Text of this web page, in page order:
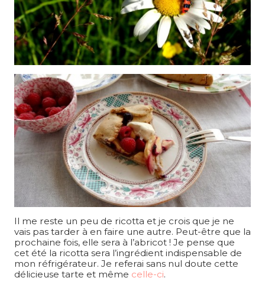
Il me reste un peu de ricotta et je crois que je ne
vais pas tarder à en faire une autre. Peut-être que la
prochaine fois, elle sera à l’abricot ! Je pense que
cet été la ricotta sera l’ingrédient indispensable de
mon réfrigérateur. Je referai sans nul doute cette
délicieuse tarte et même celle-ci.